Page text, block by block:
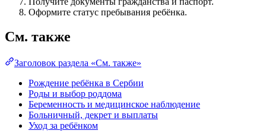
Оформите статус пребывания ребёнка.
См. также
Заголовок раздела «См. также»
Рождение ребёнка в Сербии
Роды и выбор роддома
Беременность и медицинское наблюдение
Больничный, декрет и выплаты
Уход за ребёнком